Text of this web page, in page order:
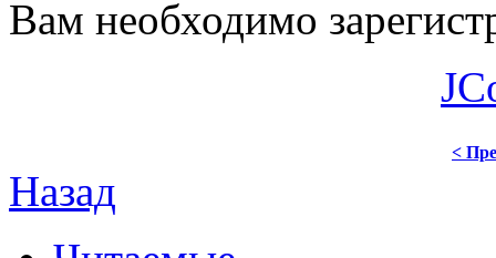
Вам необходимо
<
Назад